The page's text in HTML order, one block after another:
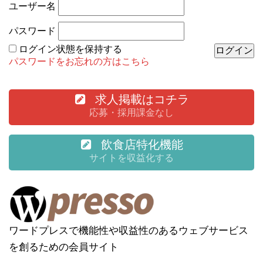
ユーザー名
パスワード
ログイン状態を保持する
パスワードをお忘れの方はこちら
求人掲載はコチラ
応募・採用課金なし
飲食店特化機能
サイトを収益化する
ワードプレスで機能性や収益性のあるウェブサービス
を創るための会員サイト